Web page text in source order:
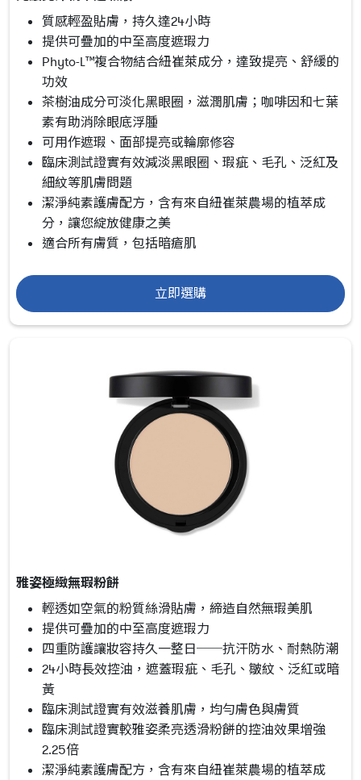
質感輕盈貼膚，持久達24小時
提供可疊加的中至高度遮瑕力
Phyto-L™複合物結合紐崔萊成分，達致提亮、舒緩的
功效
茶樹油成分可淡化黑眼圈，滋潤肌膚；咖啡因和七葉
素有助消除眼底浮腫
可用作遮瑕、面部提亮或輪廓修容
臨床測試證實有效減淡黑眼圈、瑕疵、毛孔、泛紅及
細紋等肌膚問題
潔淨純素護膚配方，含有來自紐崔萊農場的植萃成
分，讓您綻放健康之美
適合所有膚質，包括暗瘡肌
立即選購
雅姿極緻無瑕粉餅
輕透如空氣的粉質絲滑貼膚，締造自然無瑕美肌
提供可疊加的中至高度遮瑕力
四重防護讓妝容持久一整日──抗汗防水、耐熱防潮
24小時長效控油，遮蓋瑕疵、毛孔、皺紋、泛紅或暗
黃
臨床測試證實有效滋養肌膚，均勻膚色與膚質
臨床測試證實較雅姿柔亮透滑粉餅的控油效果增強
2.25倍
潔淨純素護膚配方，含有來自紐崔萊農場的植萃成